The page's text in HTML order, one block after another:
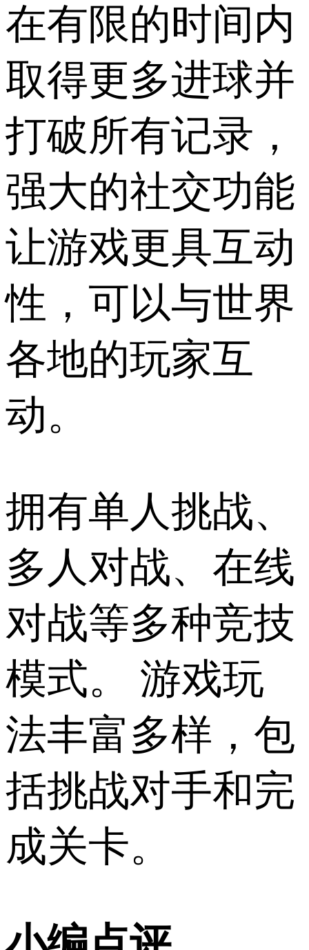
在有限的时间内
取得更多进球并
打破所有记录，
强大的社交功能
让游戏更具互动
性，可以与世界
各地的玩家互
动。
拥有单人挑战、
多人对战、在线
对战等多种竞技
模式。 游戏玩
法丰富多样，包
括挑战对手和完
成关卡。